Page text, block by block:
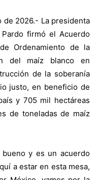
de 2026.- La presidenta
firmó el Acuerdo
Ordenamiento de la
del maíz blanco en
de la soberanía
justo, en beneficio de
y 705 mil hectáreas
de toneladas de maíz
y es un acuerdo
a estar en esta mesa,